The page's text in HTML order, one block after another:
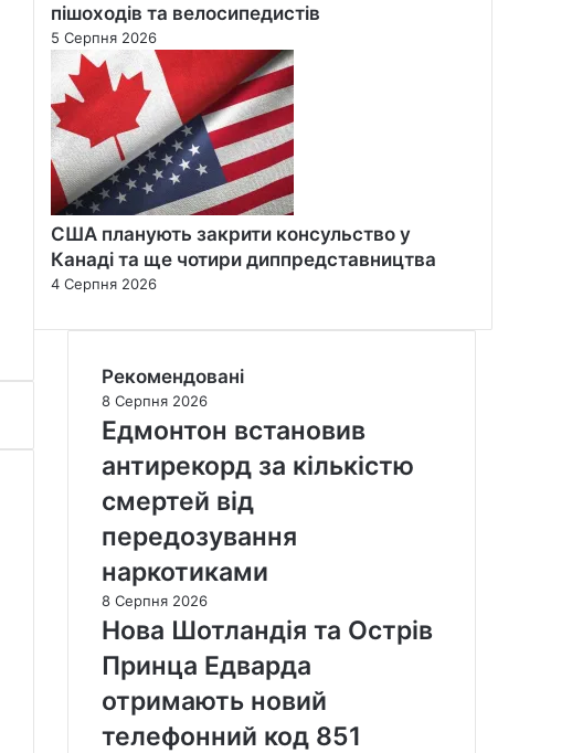
пішоходів та велосипедистів
5 Серпня 2026
США планують закрити консульство у
Канаді та ще чотири диппредставництва
4 Серпня 2026
Рекомендовані
8 Серпня 2026
Едмонтон встановив
антирекорд за кількістю
смертей від
передозування
наркотиками
8 Серпня 2026
Нова Шотландія та Острів
Принца Едварда
отримають новий
телефонний код 851